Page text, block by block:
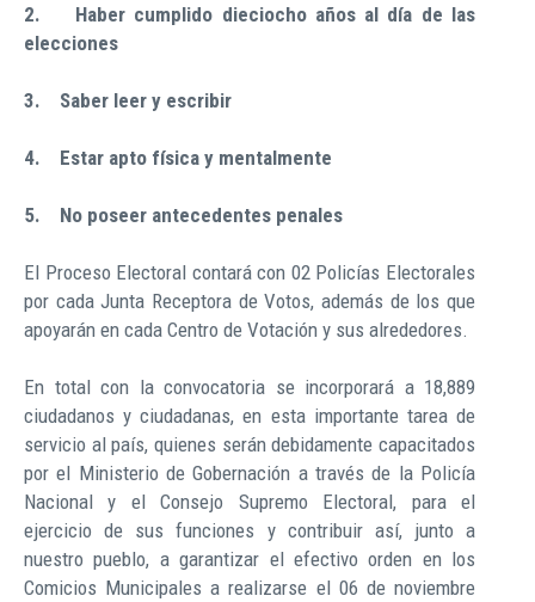
2. Haber cumplido dieciocho años al día de las
elecciones
3. Saber leer y escribir
4. Estar apto física y mentalmente
5. No poseer antecedentes penales
El Proceso Electoral contará con 02 Policías Electorales
por cada Junta Receptora de Votos, además de los que
apoyarán en cada Centro de Votación y sus alrededores.
En total con la convocatoria se incorporará a 18,889
ciudadanos y ciudadanas, en esta importante tarea de
servicio al país, quienes serán debidamente capacitados
por el Ministerio de Gobernación a través de la Policía
Nacional y el Consejo Supremo Electoral, para el
ejercicio de sus funciones y contribuir así, junto a
nuestro pueblo, a garantizar el efectivo orden en los
Comicios Municipales a realizarse el 06 de noviembre